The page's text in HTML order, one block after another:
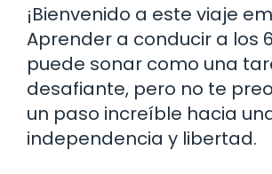
¡Bienvenido a este viaje
Aprender a conducir a los
puede sonar como una
desafiante, pero no te
un paso increíble hacia
independencia y libertad.